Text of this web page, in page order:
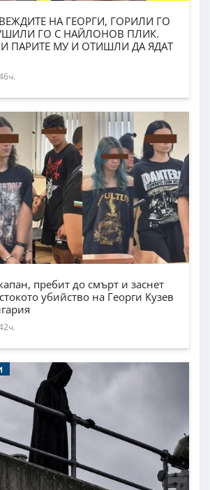
НА ГЕОРГИ, ГОРИЛИ ГО
ГО С НАЙЛОНОВ ПЛИК.
ПАРИТЕ МУ И ОТИШЛИ ДА ЯДАТ
пребит до смърт и заснет
убийство на Георги Кузев